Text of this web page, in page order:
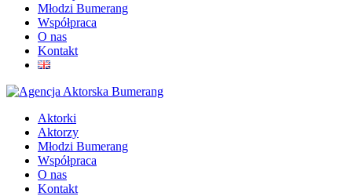
Młodzi Bumerang
Współpraca
O nas
Kontakt
Aktorki
Aktorzy
Młodzi Bumerang
Współpraca
O nas
Kontakt